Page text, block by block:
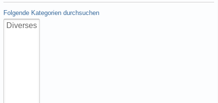
Folgende Kategorien durchsuchen